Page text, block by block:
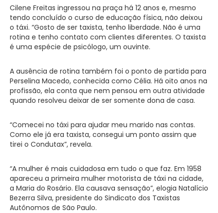
Cilene Freitas ingressou na praça há 12 anos e, mesmo
tendo concluído o curso de educação física, não deixou
o táxi. “Gosto de ser taxista, tenho liberdade. Não é uma
rotina e tenho contato com clientes diferentes. O taxista
é uma espécie de psicólogo, um ouvinte.
A ausência de rotina também foi o ponto de partida para
Perselina Macedo, conhecida como Célia. Há oito anos na
profissão, ela conta que nem pensou em outra atividade
quando resolveu deixar de ser somente dona de casa.
“Comecei no táxi para ajudar meu marido nas contas.
Como ele já era taxista, consegui um ponto assim que
tirei o Condutax”, revela.
“A mulher é mais cuidadosa em tudo o que faz. Em 1958
apareceu a primeira mulher motorista de táxi na cidade,
a Maria do Rosário. Ela causava sensação”, elogia Natalício
Bezerra Silva, presidente do Sindicato dos Taxistas
Autônomos de São Paulo.